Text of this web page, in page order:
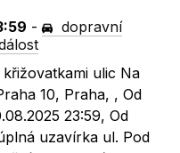
-
dopravní
ulic Na
10, Praha, , Od
23:59, Od
uzavírka ul. Pod